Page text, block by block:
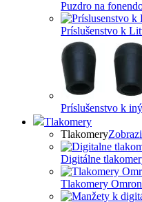
Puzdro na
Príslušenstvo k
Príslušenstvo k
Tlakomery
Tlakomery
Digitálne
Tlakomery Omron